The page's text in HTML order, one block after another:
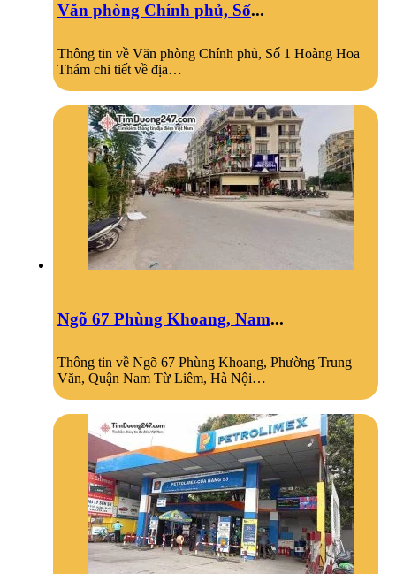
Văn phòng Chính phủ, Số...
Thông tin về Văn phòng Chính phủ, Số 1 Hoàng Hoa
Thám chi tiết về địa…
Ngõ 67 Phùng Khoang, Nam...
Thông tin về Ngõ 67 Phùng Khoang, Phường Trung
Văn, Quận Nam Từ Liêm, Hà Nội…